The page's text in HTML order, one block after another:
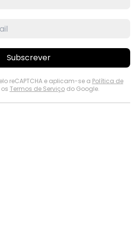
Subscrever
reCAPTCHA e aplicam-se a Política de
Termos de Serviçodo Google.